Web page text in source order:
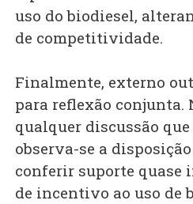
uso do biodiesel,
de competitividade.
Finalmente, externo
para reflexão conjunta.
qualquer discussão que
observa-se a
conferir suporte quase
de incentivo ao uso de